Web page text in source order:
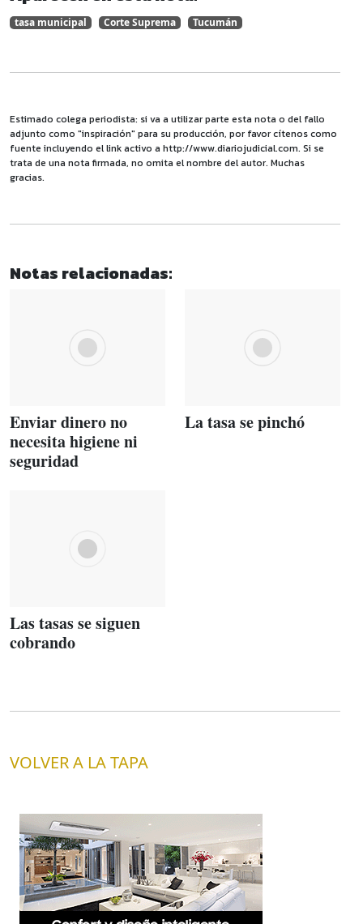
tasa municipal Corte Suprema Tucumán
Estimado colega periodista: si va a utilizar parte esta nota o del fallo
adjunto como "inspiración" para su producción, por favor cítenos como
fuente incluyendo el link activo a http://www.diariojudicial.com. Si se
trata de una nota firmada, no omita el nombre del autor. Muchas
gracias.
Notas relacionadas:
Enviar dinero no
necesita higiene ni
seguridad
La tasa se pinchó
Las tasas se siguen
cobrando
VOLVER A LA TAPA